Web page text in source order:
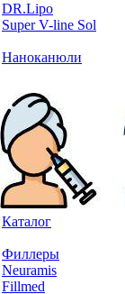
DR.Lipo
Super V-line Sol
Наноканюли
Каталог
Филлеры
Neuramis
Fillmed